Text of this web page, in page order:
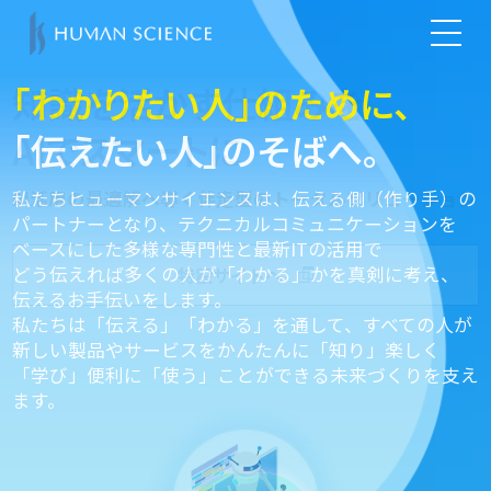
「わかりたい人」のために、
「伝えたい人」のそばへ。
私たちヒューマンサイエンスは、伝える側（作り手）の
パートナーとなり、テクニカルコミュニケーションを
ベースにした多様な専門性と最新ITの活用で
どう伝えれば多くの人が「わかる」かを真剣に考え、
伝えるお手伝いをします。
私たちは「伝える」「わかる」を通して、すべての人が
新しい製品やサービスをかんたんに「知り」楽しく
「学び」便利に「使う」ことができる未来づくりを支え
ます。